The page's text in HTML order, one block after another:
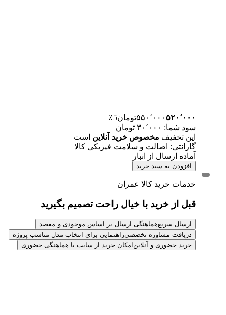
۵۵۰٬۰۰۰۵۲۰٬۰۰۰ تومان5٪
سود شما: ۳۰٬۰۰۰ تومان
این تخفیف مخصوص خرید آنلاین است
گارانتی: اصالت و سلامت فیزیکی کالا
آماده ارسال از انبار
افزودن به سبد خرید
خدمات خرید کالا عمران
قبل از خرید با خیال راحت تصمیم بگیرید
ارسال سریعهماهنگی ارسال بر اساس موجودی و مقصد
دریافت مشاوره تخصصیراهنمایی برای انتخاب مدل مناسب پروژه
خرید حضوری و آنلاین امکان خرید از سایت یا هماهنگی حضوری